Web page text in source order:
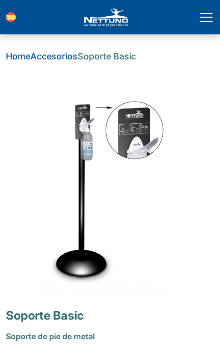
HomeAccesoriosSoporte Basic
Soporte Basic
Soporte de pie de metal